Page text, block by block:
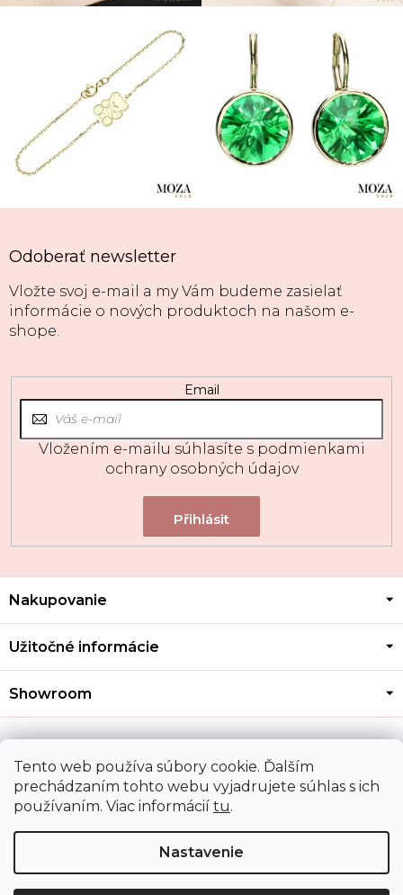
Tento web používa súbory cookie. Ďalším
prechádzaním tohto webu vyjadrujete súhlas s ich
používaním. Viac informácií tu.
Nastavenie
Odoberať newsletter
Vložte svoj e-mail a my Vám budeme zasielať
informácie o nových produktoch na našom e-
shope.
Email
Vložením e-mailu súhlasíte s podmienkami
ochrany osobných údajov
Z
p
t
Nakupovanie
Užitočné informácie
Showroom
Kontakt
Upraviť nastavenie cookies